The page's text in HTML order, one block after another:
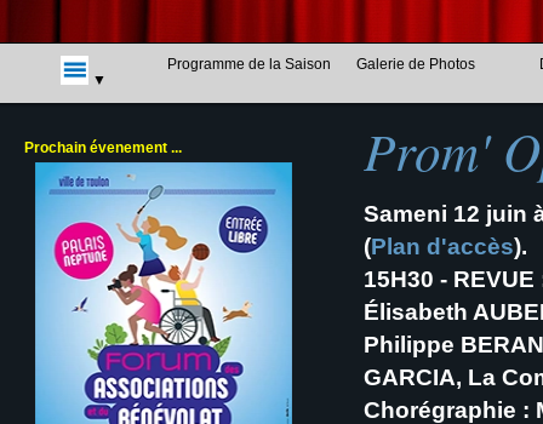
Programme de la Saison Galerie de Photos
Prochain évenement ... Prom'
Sameni 12 juin
(Plan d'accès).
15H30 -
Élisabeth
Philippe
GARCIA, La
Chorégraphie :